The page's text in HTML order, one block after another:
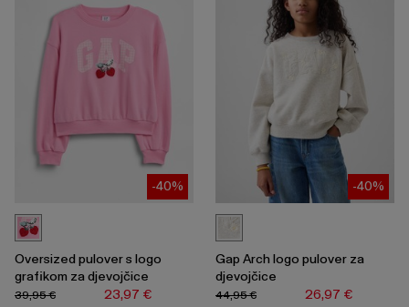
-40%
Oversized pulover s logo
grafikom za djevojčice
23,97 €
39,95 €
-40%
Gap Arch logo pulover za
djevojčice
26,97 €
44,95 €